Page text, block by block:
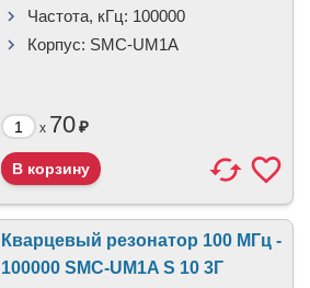
Частота, кГц: 100000
Корпус: SMC-UM1A
x 70₽
Кварцевый резонатор 100 МГц -
100000 SMC-UM1A S 10 3Г